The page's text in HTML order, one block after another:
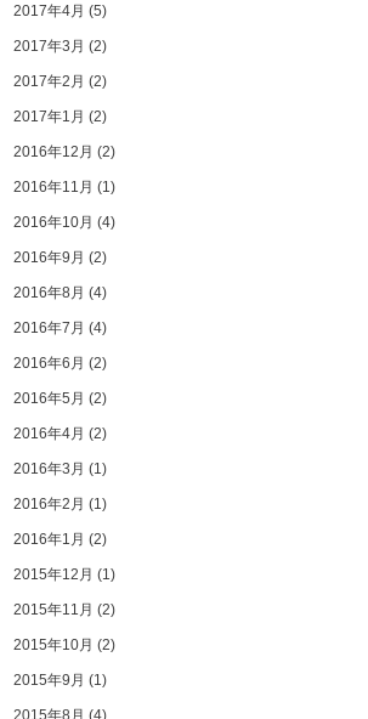
2017年4月 (5)
2017年3月 (2)
2017年2月 (2)
2017年1月 (2)
2016年12月 (2)
2016年11月 (1)
2016年10月 (4)
2016年9月 (2)
2016年8月 (4)
2016年7月 (4)
2016年6月 (2)
2016年5月 (2)
2016年4月 (2)
2016年3月 (1)
2016年2月 (1)
2016年1月 (2)
2015年12月 (1)
2015年11月 (2)
2015年10月 (2)
2015年9月 (1)
2015年8月 (4)